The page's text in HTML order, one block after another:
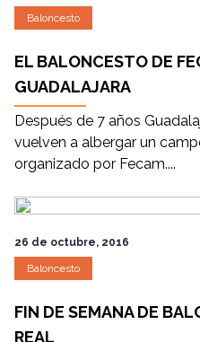
Baloncesto
EL BALONCESTO DE
GUADALAJARA
Después de 7 años
vuelven a albergar un
organizado por Fecam....
26 de octubre, 2016
Baloncesto
FIN DE SEMANA DE
REAL